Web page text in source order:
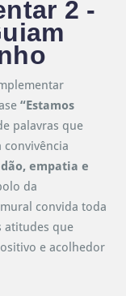
2 -
“Estamos
palavras que
empatia e
da
convida toda
atitudes que
e acolhedor